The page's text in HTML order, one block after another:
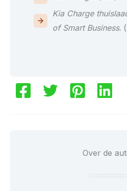
Kia Charge
of Smart Business.
Over de